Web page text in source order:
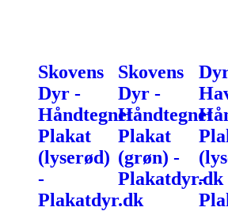
Skovens
Dyr -
Håndtegnet
Plakat
(lyserød)
-
Plakatdyr.dk
Skovens
Dyr -
Håndtegnet
Plakat
(grøn) -
Plakatdyr.dk
-